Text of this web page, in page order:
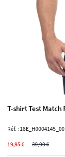
T-shirt Test Match
Réf. :
19,95 € 39,90 €